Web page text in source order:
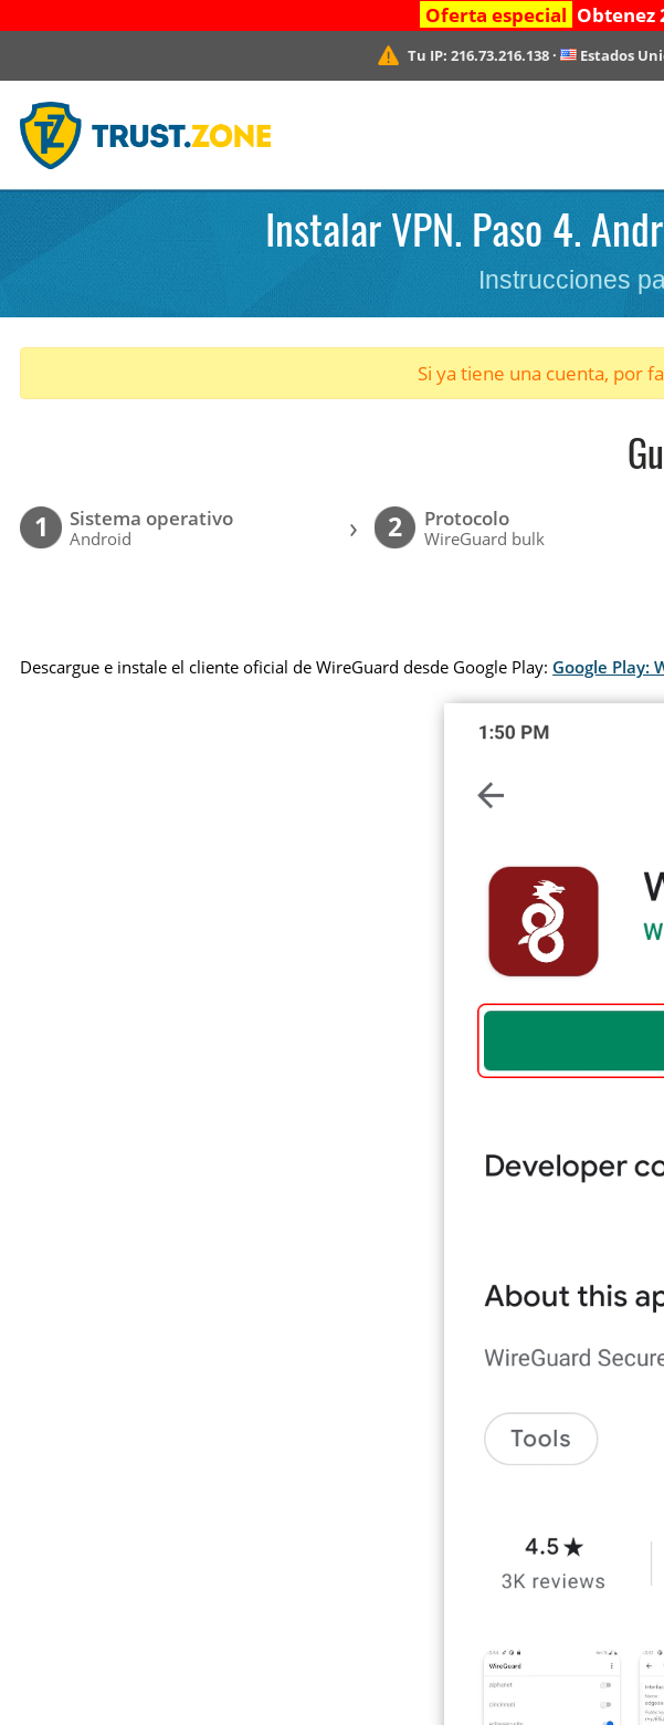
Oferta especial Obtenez
Tu IP: 216.73.216.138· Estados
Instalar VPN. Paso 4.
Instrucciones
Si ya tiene una cuenta, por
1 Sistema operativo
Android › 2 Protocolo
WireGuard bulk
Descargue e instale el cliente oficial de WireGuard desde Google Play: Google Play: